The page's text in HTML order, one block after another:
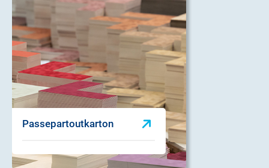
Passepartoutkarton